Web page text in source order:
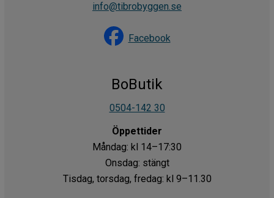
info@tibrobyggen.se
Facebook
BoButik
0504-142 30
Öppettider
Måndag: kl 14–17:30
Onsdag: stängt
Tisdag, torsdag, fredag: kl 9–11.30